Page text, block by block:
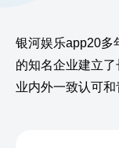
银河娱乐app20多
的知名企业建立了
业内外一致认可和